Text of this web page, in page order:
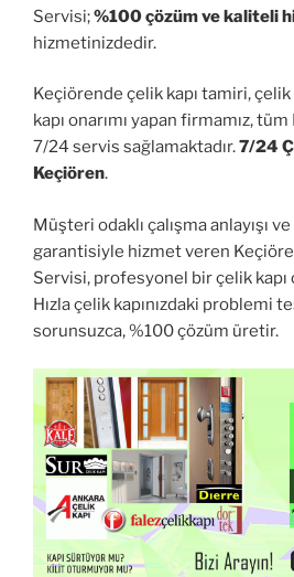
Servisi;%100 çözüm ve kaliteli
hizmetinizdedir.
Keçiörende çelik kapı tamiri, çelik
kapı onarımı yapan firmamız,
7/24 servis sağlamaktadır.7/24
Keçiören.
Müşteri odaklı çalışma anlayışı
garantisiyle hizmet veren
Servisi, profesyonel bir çelik kapı
Hızla çelik kapınızdaki problemi
sorunsuzca, %100 çözüm üretir.